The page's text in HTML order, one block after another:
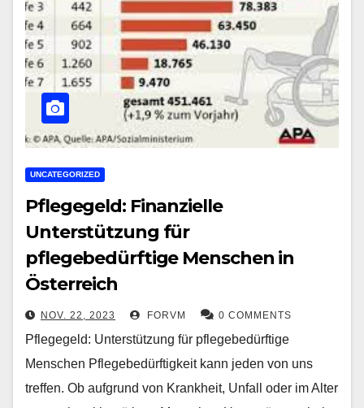
UNCATEGORIZED
Pflegegeld: Finanzielle
Unterstützung für
pflegebedürftige Menschen in
Österreich
NOV. 22, 2023 FORVM 0 COMMENTS
Pflegegeld: Unterstützung für pflegebedürftige
Menschen Pflegebedürftigkeit kann jeden von uns
treffen. Ob aufgrund von Krankheit, Unfall oder im Alter